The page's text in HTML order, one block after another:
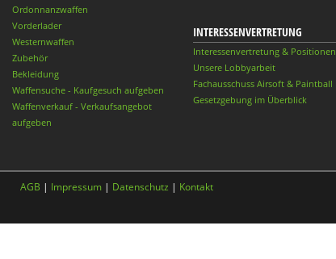
Ordonnanzwaffen
Vorderlader
Westernwaffen
Zubehör
Bekleidung
Waffensuche - Kaufgesuch aufgeben
Waffenverkauf - Verkaufsangebot
aufgeben
INTERESSENVERTRETUNG
Interessenvertretung & Positionen
Unsere Lobbyarbeit
Fachausschuss Airsoft & Paintball
Gesetzgebung im Überblick
AGB | Impressum | Datenschutz | Kontakt